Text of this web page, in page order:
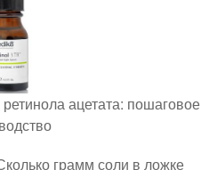
ацетата: пошаговое